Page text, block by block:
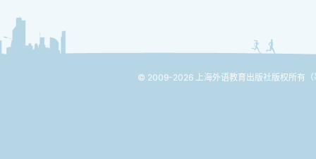
© 2009-2026 上海外语教育出版社版权所有